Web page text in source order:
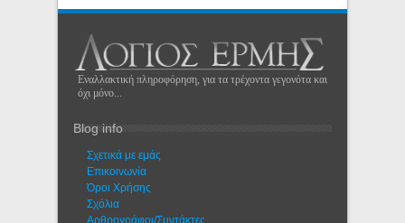
Εναλλακτική πληροφόρηση, για τα τρέχοντα γεγονότα και
όχι μόνο...
Blog info
Σχετικά με εμάς
Eπικοινωνία
Όροι Χρήσης
Σχόλια